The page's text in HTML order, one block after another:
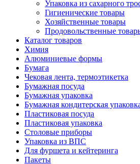
Упаковка из сахарного
Гигиенические товары
Хозяйственные товары
Продовольственные
Каталог товаров
Химия
Алюминиевые формы
Бумага
Чековая лента, термоэтикетка
Бумажная посуда
Бумажная упаковка
Бумажная кондитерская
Пластиковая посуда
Пластиковая упаковка
Столовые приборы
Упаковка из ВПС
Для фуршета и кейтеринга
Пакеты